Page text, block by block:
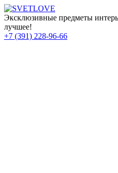
Эксклюзивные предметы
лучшее!
+7 (391) 228-96-66